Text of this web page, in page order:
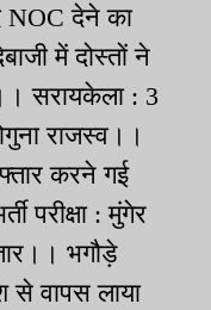
NOC देने का
में दोस्तों ने
सरायकेला : 3
राजस्व।।
करने गई
परीक्षा : मुंगेर
भगौड़े
से वापस लाया